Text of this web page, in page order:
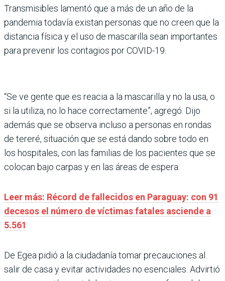
Transmisibles lamentó que a más de un año de la
pandemia todavía existan personas que no creen que la
distancia física y el uso de mascarilla sean importantes
para prevenir los contagios por COVID-19.
“Se ve gente que es reacia a la mascarilla y no la usa, o
si la utiliza, no lo hace correctamente”, agregó. Dijo
además que se observa incluso a personas en rondas
de tereré, situación que se está dando sobre todo en
los hospitales, con las familias de los pacientes que se
colocan bajo carpas y en las áreas de espera.
Leer más: Récord de fallecidos en Paraguay: con 91
decesos el número de víctimas fatales asciende a
5.561
De Egea pidió a la ciudadanía tomar precauciones al
salir de casa y evitar actividades no esenciales. Advirtió